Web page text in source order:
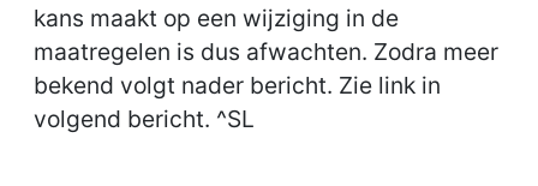
kans maakt op een wijziging in de
maatregelen is dus afwachten. Zodra meer
bekend volgt nader bericht. Zie link in
volgend bericht. ^SL